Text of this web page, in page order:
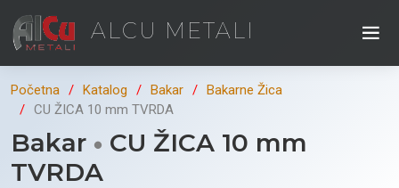
ALCU METALI
Početna Katalog Bakar
Bakarne Žica
CU ŽICA 10 mm TVRDA
Bakar
CU ŽICA 10 mm
TVRDA